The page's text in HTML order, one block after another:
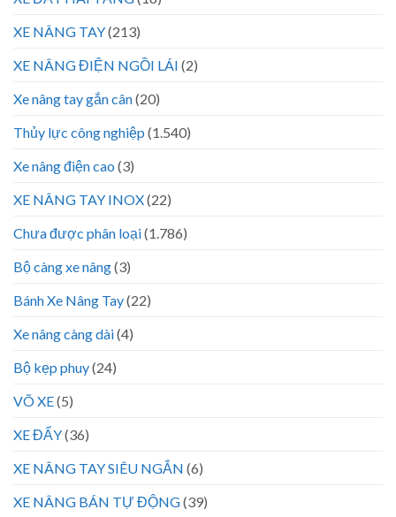
XE NÂNG TAY(213)
XE NÂNG ĐIỆN NGỒI LÁI (2)
Xe nâng tay gắn cân(20)
Thủy lực công nghiệp (1.540)
Xe nâng điện cao (3)
XE NÂNG TAY INOX(22)
Chưa được phân loại(1.786)
Bộ càng xe nâng(3)
Bánh Xe Nâng Tay(22)
Xe nâng càng dài(4)
Bộ kẹp phuy(24)
VÕ XE(5)
XE ĐẨY(36)
XE NÂNG TAY SIÊU NGẮN (6)
XE NÂNG BÁN TỰ ĐỘNG(39)